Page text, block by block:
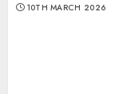
10TH MARCH 2026